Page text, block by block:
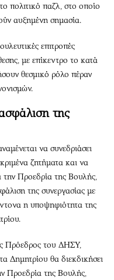
πολιτικό παζλ, στο οποίο
αυξημένη σημασία.
επιτροπές
με επίκεντρο το κατά
θεσμικό ρόλο πέραν
της
να συνεδριάσει
ζητήματα και να
την Προεδρία της Βουλής,
της συνεργασίας με
η υποψηφιότητα της
Πρόεδρος του ΔΗΣΥ,
Δημητρίου θα διεκδικήσει
Προεδρία της Βουλής,